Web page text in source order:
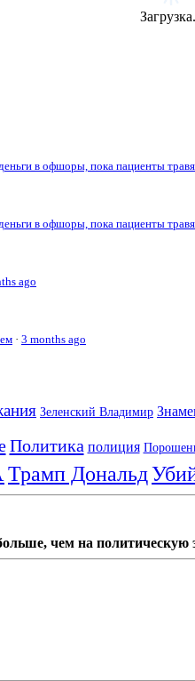
в офшоры, пока пациенты
в офшоры, пока пациенты
ago
· 3 months ago
Зеленский Владимир
Политика полиция
Трамп Дональд
чем на политическую